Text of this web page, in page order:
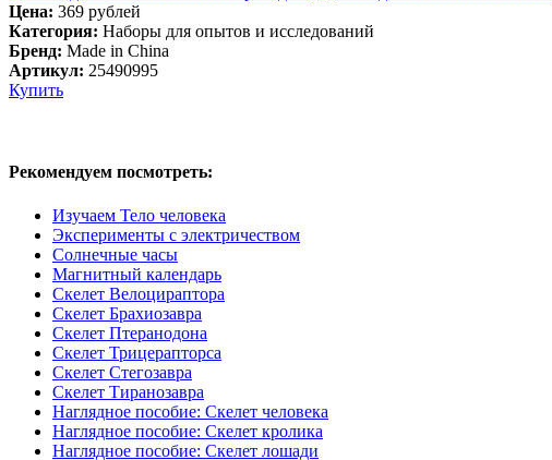
Цена: 369 рублей
Категория: Наборы для опытов и исследований
Бренд: Made in China
Артикул: 25490995
Купить
Рекомендуем посмотреть:
Изучаем Тело человека
Эксперименты с электричеством
Солнечные часы
Магнитный календарь
Скелет Велоцираптора
Скелет Брахиозавра
Скелет Птеранодона
Скелет Трицерапторса
Скелет Стегозавра
Скелет Тиранозавра
Наглядное пособие: Скелет человека
Наглядное пособие: Скелет кролика
Наглядное пособие: Скелет лошади